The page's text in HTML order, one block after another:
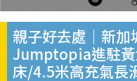
親子好去處｜新加
Jumptopia進駐黃
床/4.5米高充氣長